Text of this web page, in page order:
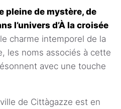
pleine de mystère, de
l’univers d’À la croisée
charme intemporel de la
les noms associés à cette
avec une touche
de Cittàgazze est en